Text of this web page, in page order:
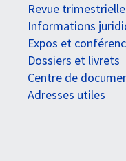
Revue trimestrielle
Informations
Expos et
Dossiers et livrets
Centre de
Adresses utiles